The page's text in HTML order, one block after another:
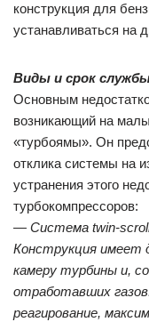
конструкция для
устанавливаться на
Виды и срок
Основным
возникающий на
«турбоямы». Он
отклика системы на
устранения этого
турбокомпрессоров:
— Система twin-
Конструкция имеет
камеру турбины и,
отработавших
реагирование,